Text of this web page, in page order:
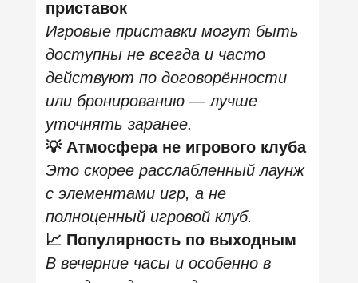
Это круглосуточноепространство
на компании друзей, вечерние встречи и
активные вечера в центре Москвы. Интерьер
выдержан в индустриальном стиле с городскими
деталями, которые создают ощущение
вечеринки и энергии большого города.